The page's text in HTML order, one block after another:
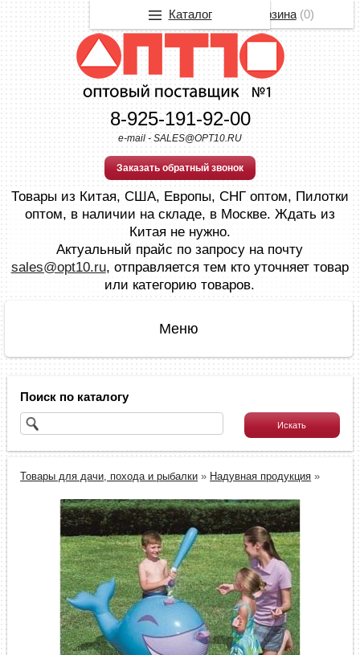
8-925-191-92-00
e-mail - SALES@OPT10.RU
Заказать обратный звонок
Товары из Китая, США, Европы, СНГ оптом, Пилотки
оптом, в наличии на складе, в Москве. Ждать из
Китая не нужно.
Актуальный прайс по запросу на почту
sales@opt10.ru, отправляется тем кто уточняет товар
или категорию товаров.
Поиск по каталогу
Товары для дачи, похода и рыбалки » Надувная продукция »
Корзина(0)
Каталог